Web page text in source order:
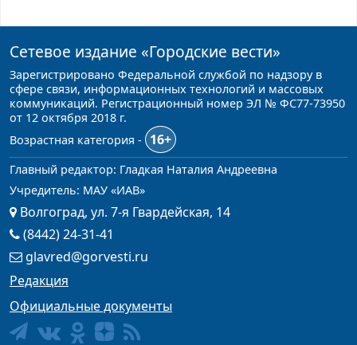
Сетевое издание «Городские вести»
Зарегистрировано Федеральной службой по надзору в
сфере связи, информационных технологий и массовых
коммуникаций. Регистрационный номер ЭЛ № ФС77-73950
от 12 октября 2018 г.
Возрастная категория -
16+
Главный редактор: Гладкая Наталия Андреевна
Учредитель: МАУ «ИАВ»
Волгоград, ул. 7-я Гвардейская, 14
(8442) 24-31-41
glavred@gorvesti.ru
Редакция
Официальные документы